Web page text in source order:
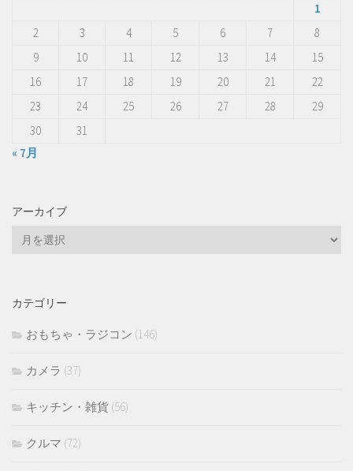
1
2
3 4 5 6 7
8
9
10 11 12 13 14
15
16
17 18 19 20 21
22
23
24 25 26 27 28
29
30
31
« 7月
アーカイブ
ブ
カテゴリー
おもちゃ・ラジコン (146)
カメラ (37)
キッチン・雑貨 (56)
クルマ (72)